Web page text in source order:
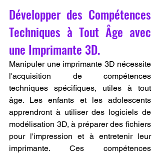
Développer des Compétences
Techniques à Tout Âge avec
une Imprimante 3D.
Manipuler une imprimante 3D nécessite
l'acquisition de compétences
techniques spécifiques, utiles à tout
âge. Les enfants et les adolescents
apprendront à utiliser des logiciels de
modélisation 3D, à préparer des fichiers
pour l'impression et à entretenir leur
imprimante. Ces compétences